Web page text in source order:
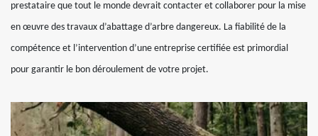
prestataire que tout le monde devrait contacter et collaborer pour la mise
en œuvre des travaux d’abattage d’arbre dangereux. La fiabilité de la
compétence et l’intervention d’une entreprise certifiée est primordial
pour garantir le bon déroulement de votre projet.